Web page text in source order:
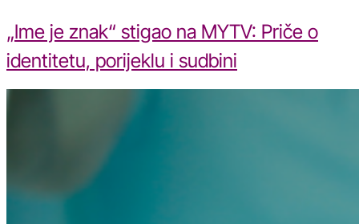
„Ime je znak“ stigao na MYTV: Priče o
identitetu, porijeklu i sudbini